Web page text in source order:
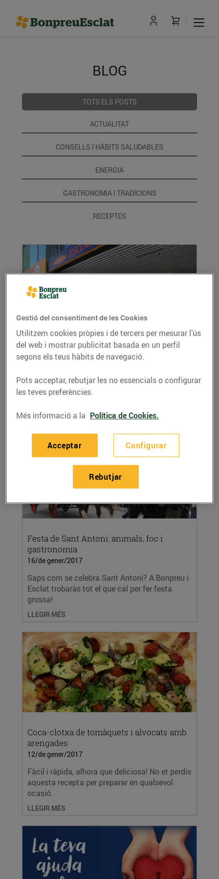
BLOG
TOTS ELS POSTS
ACTUALITAT
CONSELLS I HÀBITS SALUDABLES
ENERGIA
GASTRONOMIA I TRADICIONS
RECEPTES
Esclat Online, la compra més ràpida, fàcil i
còmoda
Els hipermercats Esclat de Terrassa, Sant Joan
Despí i Vic Nord compten amb un nou servei
LLEGIR MÉS
Festa de Sant Antoni: animals, foc i
gastronomia
16/de gener/2017
Saps com se celebra Sant Antoni? A Bonpreu i
Esclat trobaràs tot el que cal per fer festa
grossa!
LLEGIR MÉS
Coca-clotxa de tomàquets i alvocats amb
arengades
12/de gener/2017
Fàcil i ràpida, alhora que deliciosa! No et perdis
aquesta recepta per preparar en qualsevol
ocasió.
LLEGIR MÉS
Gestió del consentiment de les Cookies
Utilitzem cookies pròpies i de tercers per mesurar l’ús
del web i mostrar publicitat basada en un perfil
segons els teus hàbits de navegació.
Pots acceptar, rebutjar les no essencials o configurar
les teves preferències.
Més informació a la Política de Cookies.
Configurar
Rebutjar
Acceptar